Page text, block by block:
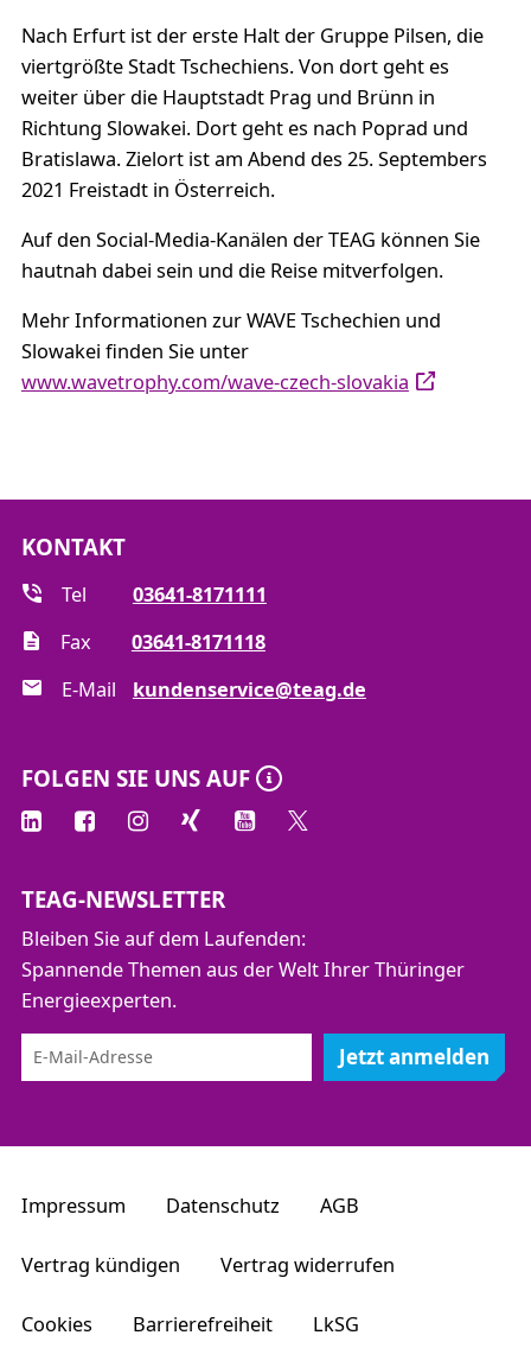
Nach Erfurt ist der erste Halt der Gruppe Pilsen, die
viertgrößte Stadt Tschechiens. Von dort geht es
weiter über die Hauptstadt Prag und Brünn in
Richtung Slowakei. Dort geht es nach Poprad und
Bratislawa. Zielort ist am Abend des 25. Septembers
2021 Freistadt in Österreich.
Auf den Social-Media-Kanälen der TEAG können Sie
hautnah dabei sein und die Reise mitverfolgen.
Mehr Informationen zur WAVE Tschechien und
Slowakei finden Sie unter
www.wavetrophy.com/wave-czech-slovakia
KONTAKT
Tel
03641-8171111
Fax
03641-8171118
E-Mail
kundenservice@teag.de
FOLGEN SIE UNS AUF
TEAG-NEWSLETTER
Bleiben Sie auf dem Laufenden:
Spannende Themen aus der Welt Ihrer Thüringer
Energieexperten.
Jetzt anmelden
Impressum Datenschutz AGB
Vertrag kündigen Vertrag widerrufen
Cookies Barrierefreiheit LkSG